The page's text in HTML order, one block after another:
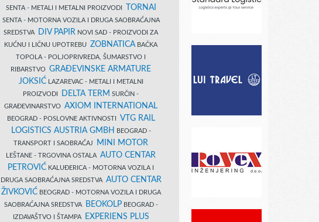
SENTA - METALI I METALNI PROIZVODI TORNAI
SENTA - MOTORNA VOZILA I DRUGA SAOBRAĆAJNA
SREDSTVA
DIV PAPIR NOVI SAD - PROIZVODI ZA
KUĆNU I LIČNU UPOTREBU ZOBNATICA BAČKA
TOPOLA - POLJOPRIVREDA, ŠUMARSTVO I
RIBARSTVO GRAĐEVINSKE ARMATURE
JOKSIĆLAZAREVAC - METALI I METALNI
PROIZVODI
DELTA TERM SURČIN -
GRAĐEVINARSTVO AXIOM INTERNATIONAL
BEOGRAD - POSLOVNE AKTIVNOSTI VTG RAIL
LOGISTICS AUSTRIA GMBH
BEOGRAD -
TRANSPORT I SAOBRAĆAJ
MINI MOTOR
LEŠTANE - TRGOVINA OSTALA AUTO CENTAR
PETROVIĆ KALUĐERICA - MOTORNA VOZILA I
DRUGA SAOBRAĆAJNA SREDSTVA AUTO CENTAR
ŽIVKOVIĆBEOGRAD - MOTORNA VOZILA I DRUGA
SAOBRAĆAJNA SREDSTVA
BEOKOLPBEOGRAD -
IZDAVAŠTVO I ŠTAMPA
EXPERIENS PLUS